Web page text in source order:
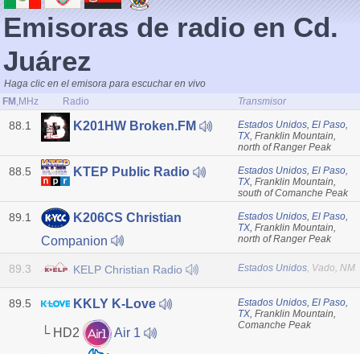
Emisoras de radio en Cd.
Juárez
Haga clic en el emisora para escuchar en vivo
FM ,MHz Radio Transmisor
88.1 K201HW Broken.FM
Estados Unidos, El Paso,
TX, Franklin Mountain,
north of Ranger Peak
88.5 KTEP Public Radio
Estados Unidos, El Paso,
TX, Franklin Mountain,
south of Comanche Peak
89.1
K206CS Christian
Companion
Estados Unidos, El Paso,
TX, Franklin Mountain,
north of Ranger Peak
89.3 KELP Christian Radio Estados Unidos, Vado, NM
89.5 KKLY K-Love
└ HD2 Air 1
Estados Unidos, El Paso,
TX, Franklin Mountain,
Comanche Peak